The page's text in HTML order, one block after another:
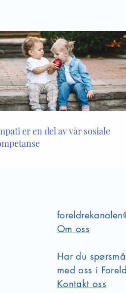
er en del av vår sosiale
Om oss
Har du
med oss i
Kontakt oss